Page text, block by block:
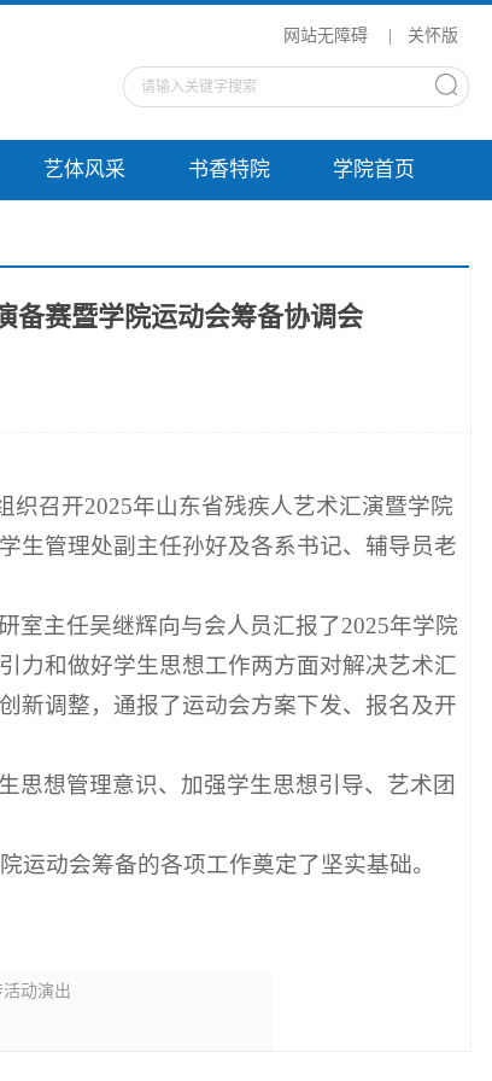
网站无障碍 关怀版
艺体风采 书香特院 学院首页
备赛暨学院运动会筹备协调会
织召开2025年山东省残疾人艺术汇演暨学院
生管理处副主任孙好及各系书记、辅导员老
室主任吴继辉向与会人员汇报了2025年学院
力和做好学生思想工作两方面对解决艺术汇
新调整，通报了运动会方案下发、报名及开
思想管理意识、加强学生思想引导、艺术团
运动会筹备的各项工作奠定了坚实基础。
动演出